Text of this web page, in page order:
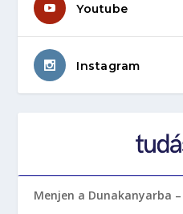
Youtube
Instagram
Menjen a Dunakanyarba